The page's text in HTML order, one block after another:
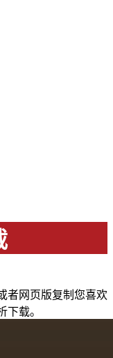
者网页版复制您喜欢
下载。